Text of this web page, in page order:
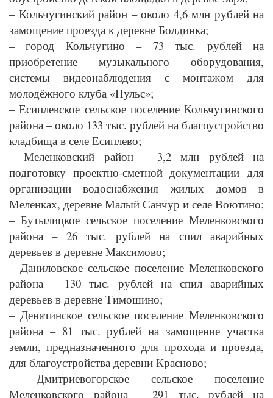
– Кольчугинский район – около 4,6 млн рублей на
замощение проезда к деревне Болдинка;
– город Кольчугино – 73 тыс. рублей на
приобретение музыкального оборудования,
системы видеонаблюдения с монтажом для
молодёжного клуба «Пульс»;
– Есиплевское сельское поселение Кольчугинского
района – около 133 тыс. рублей на благоустройство
кладбища в селе Есиплево;
– Меленковский район – 3,2 млн рублей на
подготовку проектно-сметной документации для
организации водоснабжения жилых домов в
Меленках, деревне Малый Санчур и селе Воютино;
– Бутылицкое сельское поселение Меленковского
района – 26 тыс. рублей на спил аварийных
деревьев в деревне Максимово;
– Даниловское сельское поселение Меленковского
района – 130 тыс. рублей на спил аварийных
деревьев в деревне Тимошино;
– Денятинское сельское поселение Меленковского
района – 81 тыс. рублей на замощение участка
земли, предназначенного для прохода и проезда,
для благоустройства деревни Красново;
– Дмитриевогорское сельское поселение
Меленковского района – 291 тыс. рублей на